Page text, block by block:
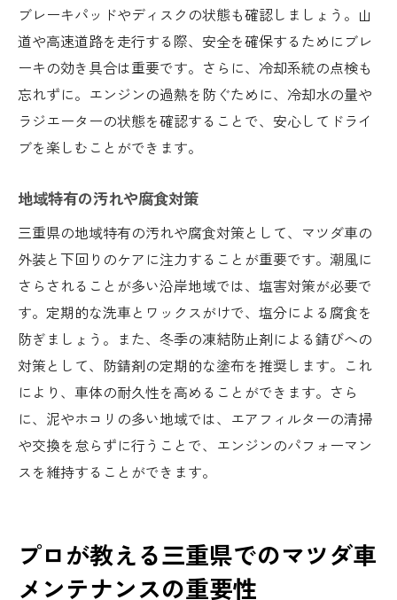
ブレーキパッドやディスクの状態も確認しましょう。山
道や高速道路を走行する際、安全を確保するためにブレ
ーキの効き具合は重要です。さらに、冷却系統の点検も
忘れずに。エンジンの過熱を防ぐために、冷却水の量や
ラジエーターの状態を確認することで、安心してドライ
ブを楽しむことができます。
地域特有の汚れや腐食対策
三重県の地域特有の汚れや腐食対策として、マツダ車の
外装と下回りのケアに注力することが重要です。潮風に
さらされることが多い沿岸地域では、塩害対策が必要で
す。定期的な洗車とワックスがけで、塩分による腐食を
防ぎましょう。また、冬季の凍結防止剤による錆びへの
対策として、防錆剤の定期的な塗布を推奨します。これ
により、車体の耐久性を高めることができます。さら
に、泥やホコリの多い地域では、エアフィルターの清掃
や交換を怠らずに行うことで、エンジンのパフォーマン
スを維持することができます。
プロが教える三重県でのマツダ車
メンテナンスの重要性